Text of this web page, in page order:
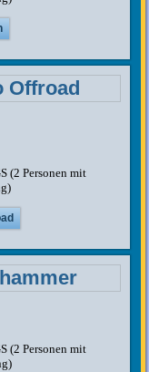
Offroad
(2 Personen mit
(2 Personen mit